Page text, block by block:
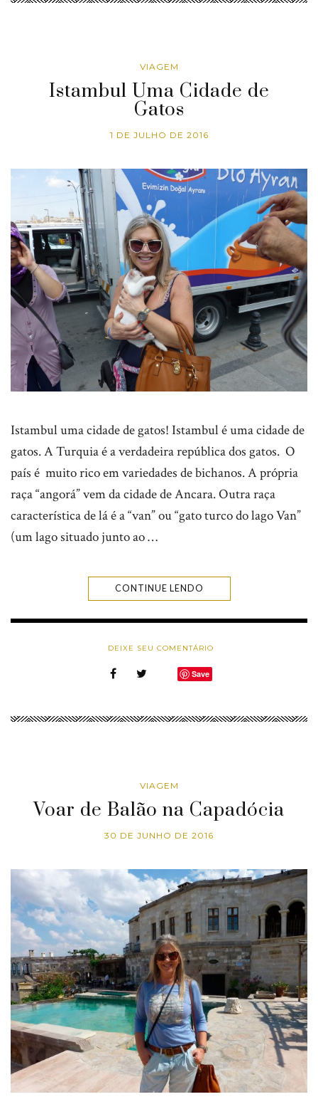
VIAGEM
Istambul Uma Cidade de
Gatos
1 DE JULHO DE 2016
Istambul uma cidade de gatos! Istambul é uma cidade de
gatos. A Turquia é a verdadeira república dos gatos. O
país é muito rico em variedades de bichanos. A própria
raça “angorá” vem da cidade de Ancara. Outra raça
característica de lá é a “van” ou “gato turco do lago Van”
(um lago situado junto ao …
CONTINUE LENDO
DEIXE SEU COMENTÁRIO
Save
VIAGEM
Voar de Balão na Capadócia
30 DE JUNHO DE 2016